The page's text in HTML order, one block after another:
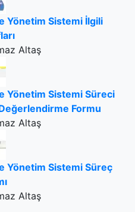
Yönetim Sistemi İlgili
Altaş
Yönetim Sistemi Süreci
Formu
Altaş
Yönetim Sistemi Süreç
Altaş